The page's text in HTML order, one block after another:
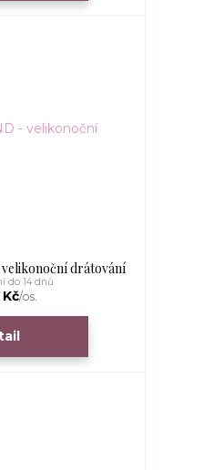
drátování
/os.
do 14 dnů